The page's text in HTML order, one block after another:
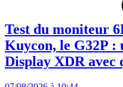
Test du moniteur
Kuycon, le G32P :
Display XDR avec